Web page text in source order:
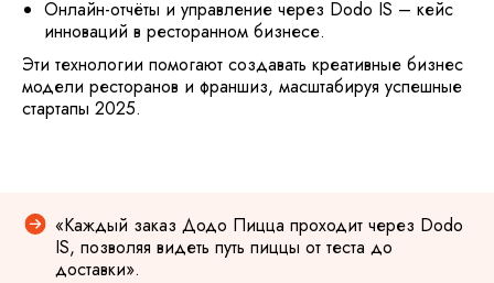
Онлайн-отчёты и управление через Dodo IS – кейс
инноваций в ресторанном бизнесе.
Эти технологии помогают создавать креативные бизнес
модели ресторанов и франшиз, масштабируя успешные
стартапы 2025.
«Каждый заказ Додо Пицца проходит через Dodo
IS, позволяя видеть путь пиццы от теста до
доставки».